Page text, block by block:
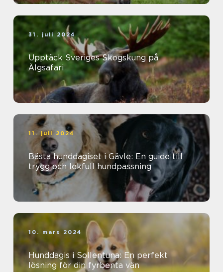
31. juli 2024
Upptäck Sveriges Skogskung på
Älgsafari
11. juli 2024
Bästa hunddagiset i Gävle: En guide till
trygg och lekfull hundpassning
10. mars 2024
Hunddagis i Sollentuna: En perfekt
lösning för din fyrbenta vän